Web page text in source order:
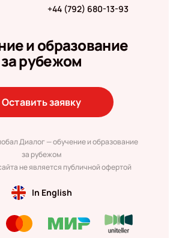
+44 (792) 680-13-93
и образование
за рубежом
Оставить заявку
Диалог — обучение и образование
за рубежом
не является публичной офертой
In English